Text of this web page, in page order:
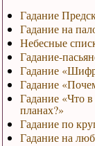
Гадание
Гадание на
Небесные
Гадание-
Гадание
Гадание
Гадание «Что в
планах?»
Гадание по
Гадание на